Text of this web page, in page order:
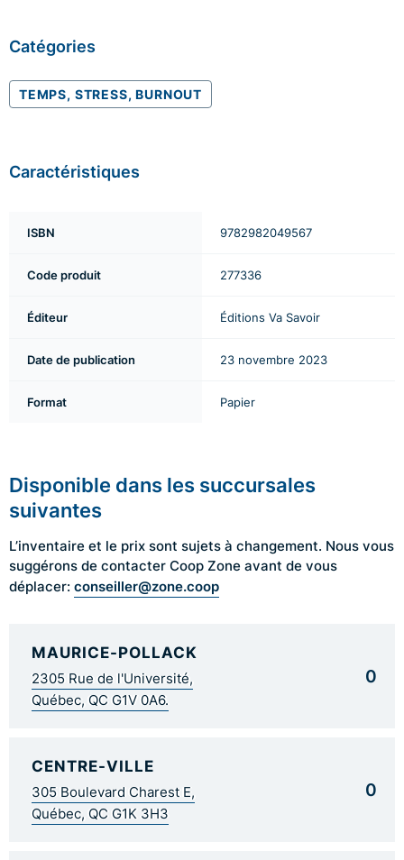
Catégories
TEMPS, STRESS, BURNOUT
Caractéristiques
ISBN 9782982049567
Code produit 277336
Éditeur Éditions Va Savoir
Date de publication 23 novembre 2023
Format Papier
Disponible dans les succursales
suivantes
L’inventaire et le prix sont sujets à changement. Nous vous
suggérons de contacter Coop Zone avant de vous
déplacer: conseiller@zone.coop
MAURICE-POLLACK
2305 Rue de l'Université,
Québec, QC G1V 0A6.
0
CENTRE-VILLE
305 Boulevard Charest E,
Québec, QC G1K 3H3
0